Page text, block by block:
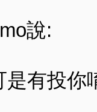
說:
是有投你